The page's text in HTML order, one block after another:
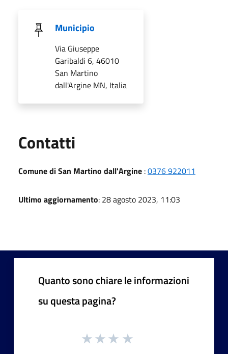
Municipio
Via Giuseppe
Garibaldi 6, 46010
San Martino
dall'Argine MN, Italia
Contatti
Comune di San Martino dall'Argine :0376 922011
Ultimo aggiornamento: 28 agosto 2023, 11:03
Quanto sono chiare le informazioni
su questa pagina?